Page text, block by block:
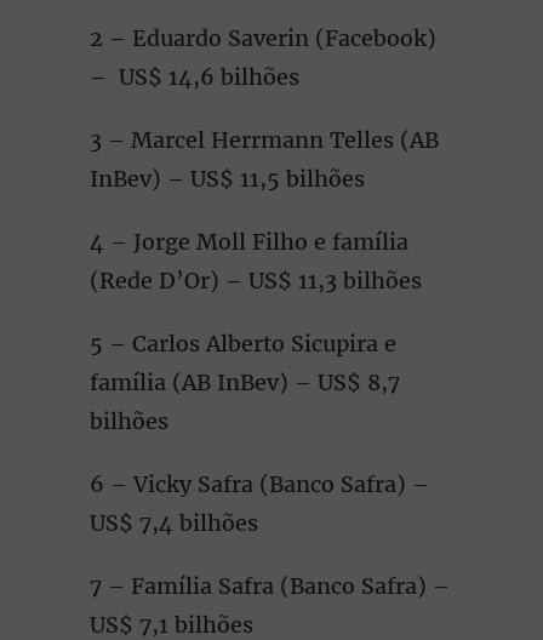
2 – Eduardo Saverin (Facebook)
– US$ 14,6 bilhões
3 – Marcel Herrmann Telles (AB
InBev) – US$ 11,5 bilhões
4 – Jorge Moll Filho e família
(Rede D’Or) – US$ 11,3 bilhões
5 – Carlos Alberto Sicupira e
família (AB InBev) – US$ 8,7
bilhões
6 – Vicky Safra (Banco Safra) –
US$ 7,4 bilhões
7 – Família Safra (Banco Safra) –
US$ 7,1 bilhões